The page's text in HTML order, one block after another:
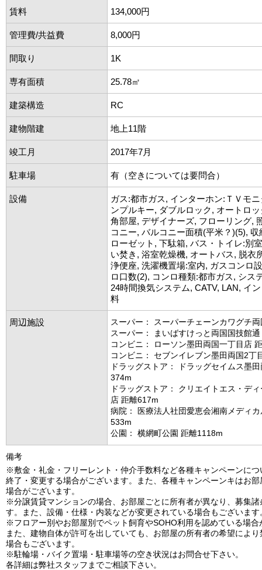
賃料 134,000円
管理費/共益費 8,000円
間取り 1K
専有面積 25.78㎡
建築構造 RC
建物階建 地上11階
竣工月 2017年7月
駐車場 有（空きについては要問合）
設備
ガス:都市ガス, インターホン:ＴＶモ
ンプルキー, ダブルロック, オートロ
角部屋, デザイナーズ, フローリング,
コニー, バルコニー面積(平米？)(5),
ローゼット, 下駄箱, バス・トイレ:別
い焚き, 浴室乾燥機, オートバス, 脱衣
浄便座, 洗濯機置場:室内, ガスコンロ
ロ口数(2), コンロ種類:都市ガス, シス
24時間換気システム, CATV, LAN, イ
料
周辺施設
スーパー： スーパーチェーンカワグチ
スーパー： まいばすけっと両国国技館
コンビニ： ローソン墨田両国一丁目店
コンビニ： セブンイレブン墨田両国2丁
ドラッグストア： ドラッグセイムス墨
374m
ドラッグストア： クリエイトエス・デ
店 距離617m
病院： 医療法人社団愛恵会湘南メディ
533m
公園： 横網町公園 距離1118m
備考
※敷金・礼金・フリーレント・仲介手数料など各種キャンペーンにつ
終了・変更する場合がございます。また、各種キャンペーンキはお
場合がございます。
※分譲賃貸マンションの場合、お部屋ごとに所有者が異なり、募集諸
す。また、設備・仕様・内装などが変更されている場合もございます
※フロアー別やお部屋別でペット飼育やSOHO利用を認めている場合
また、建物自体が許可を出していても、お部屋の所有者の希望によ
場合もございます。
※駐輪場・バイク置場・駐車場等の空き状況はお問合せ下さい。
各詳細は弊社スタッフまでご相談下さい。